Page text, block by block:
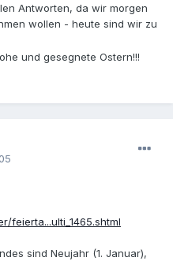
Antworten, da wir morgen
wollen - heute sind wir zu
und gesegnete Ostern!!!
feierta...ulti_1465.shtml
sind Neujahr (1. Januar),